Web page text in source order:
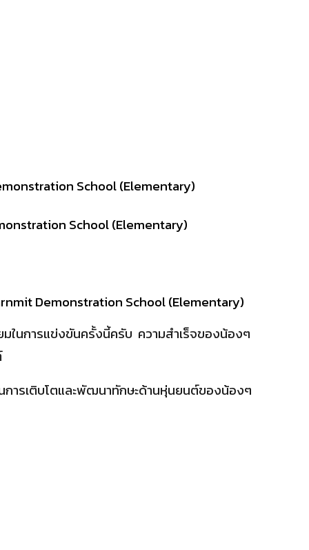
School (Elementary)
School (Elementary)
Demonstration School (Elementary)
ในการแข่งขันครั้งนี้ครับ ความสำเร็จของน้องๆ
การเติบโตและพัฒนาทักษะด้านหุ่นยนต์ของน้องๆ